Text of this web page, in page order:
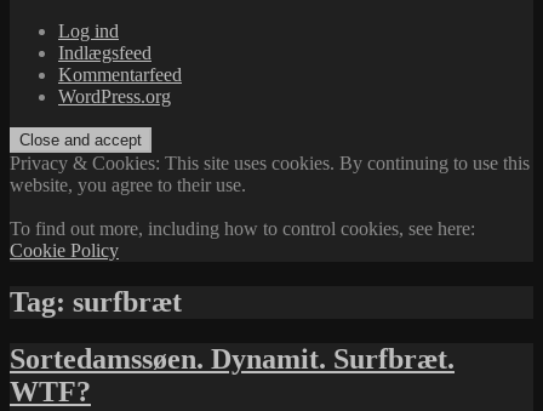
Log ind
Indlægsfeed
Kommentarfeed
WordPress.org
Privacy & Cookies: This site uses cookies. By continuing to use this
website, you agree to their use.
To find out more, including how to control cookies, see here:
Cookie Policy
Tag: surfbræt
Sortedamssøen. Dynamit. Surfbræt.
WTF?